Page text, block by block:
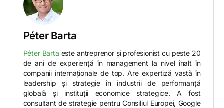
Péter Barta
Péter Barta este antreprenor și profesionist cu peste 20
de ani de experiență în management la nivel înalt în
companii internaționale de top. Are expertiză vastă în
leadership și strategie în industrii de performanță
globală și instituții economice strategice. A fost
consultant de strategie pentru Consiliul Europei, Google